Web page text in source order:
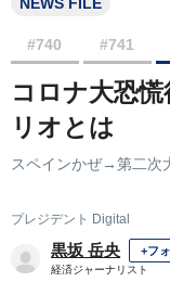
#740 #741
コロナ大恐
リオとは
スペインかぜ→第二次
プレジデント Digital
黒坂 岳央 +フ
経済ジャーナリスト